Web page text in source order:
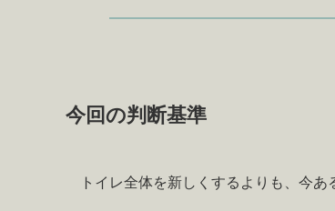
今回の判断基準
トイレ全体を新しくするよりも、今